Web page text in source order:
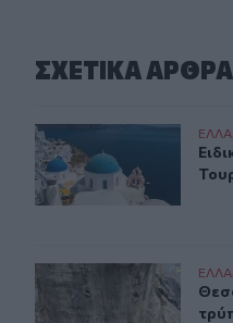
ΣΧΕΤΙΚA AΡΘΡΑ
Ειδικό Χωροταξικό για
Θεσσαλονίκη: